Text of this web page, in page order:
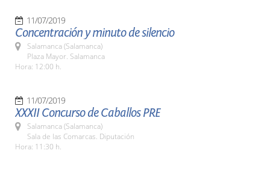
11/07/2019
Concentración y minuto de silencio
Salamanca (Salamanca)
Plaza Mayor. Salamanca
Hora: 12:00 h.
11/07/2019
XXXII Concurso de Caballos PRE
Salamanca (Salamanca)
Sala de las Comarcas. Diputación
Hora: 11:30 h.